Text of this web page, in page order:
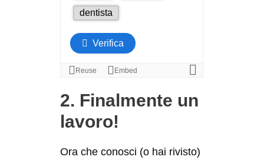
2. Finalmente un
lavoro!
Ora che conosci (o hai rivisto)